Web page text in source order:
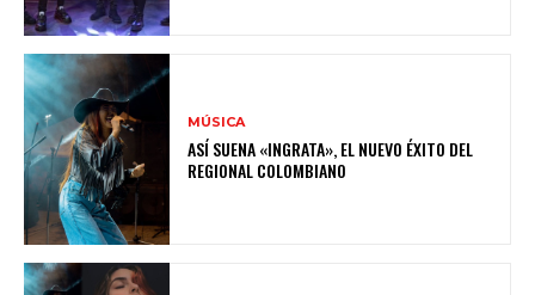
MÚSICA
ASÍ SUENA «INGRATA», EL NUEVO ÉXITO DEL
REGIONAL COLOMBIANO